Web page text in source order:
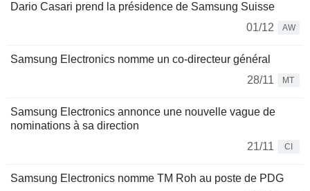
Dario Casari prend la présidence de Samsung Suisse
01/12
AW
Samsung Electronics nomme un co-directeur général
28/11
MT
Samsung Electronics annonce une nouvelle vague de
nominations à sa direction
21/11
CI
Samsung Electronics nomme TM Roh au poste de PDG